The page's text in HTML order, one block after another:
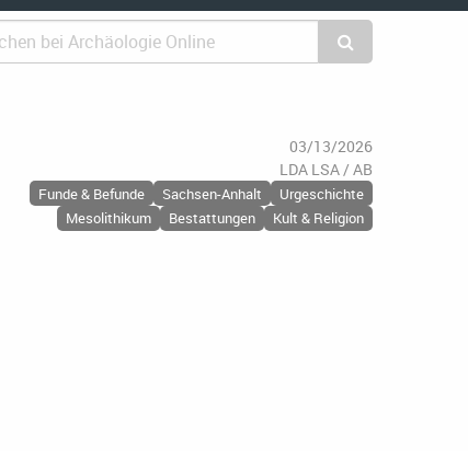
03/13/2026
LDA LSA / AB
Funde & Befunde Sachsen-Anhalt
Urgeschichte
Mesolithikum
Bestattungen Kult & Religion